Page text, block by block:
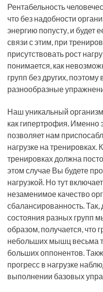
Рентабельность
что без надобности
энергию попусту, и будет
связи с этим, при
присутствовать рост
понимается, как
групп без других,
разнообразные
Наш уникальный
как гипертрофия. Именно
позволяет нам
нагрузке на тренировках.
тренировках должна
этом случае Вы будете
нагрузкой. Но тут
незаменимое качество
сбалансированность. Так,
состояния разных групп
образом, получается, что
небольших мышц весьма
больших оппонентов.
прогресс в нагрузке
выполнении базовых